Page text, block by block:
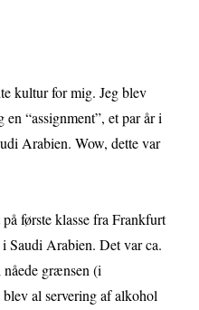
kultur for mig. Jeg blev
“assignment”, et par år i
Arabien. Wow, dette var
første klasse fra Frankfurt
Saudi Arabien. Det var ca.
grænsen (i
al servering af alkohol